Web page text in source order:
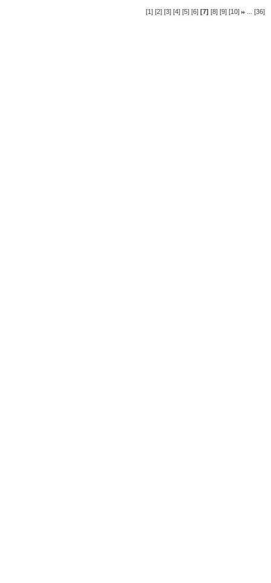
[1] [2] [3] [4] [5] [6] [7] [8] [9] [10] ... [36]